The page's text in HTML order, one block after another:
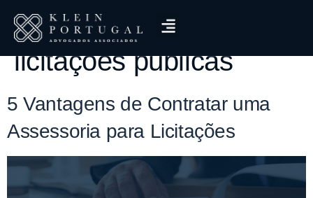
Tag:suporte em
licitações públicas
5 Vantagens de Contratar uma
Assessoria para Licitações